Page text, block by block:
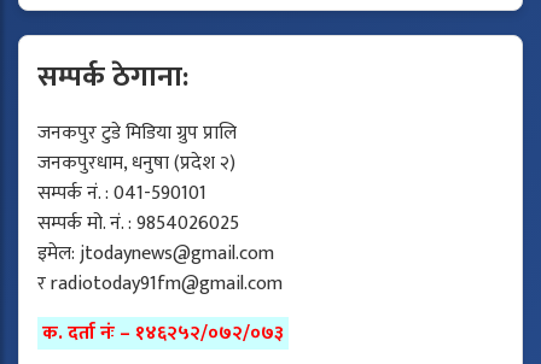
सम्पर्क ठेगाना:
जनकपुर टुडे मिडिया ग्रुप प्रालि
जनकपुरधाम, धनुषा (प्रदेश २)
सम्पर्क नं. : 041-590101
सम्पर्क मो. नं. : 9854026025
इमेल:jtodaynews@gmail.com
रradiotoday91fm@gmail.com
क. दर्ता नंः – १४६२५२/०७२/०७३